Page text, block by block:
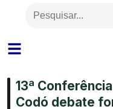
13ª
Codó debate